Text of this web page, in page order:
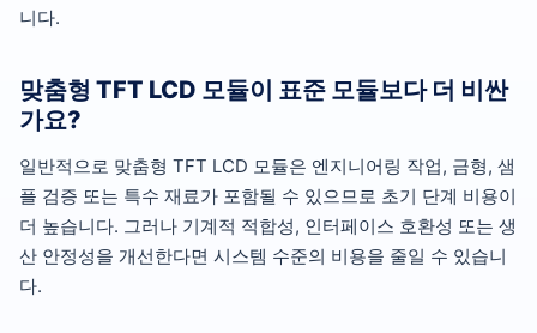
니다.
맞춤형 TFT LCD 모듈이 표준 모듈보다 더 비싼
가요?
일반적으로 맞춤형 TFT LCD 모듈은 엔지니어링 작업, 금형, 샘
플 검증 또는 특수 재료가 포함될 수 있으므로 초기 단계 비용이
더 높습니다. 그러나 기계적 적합성, 인터페이스 호환성 또는 생
산 안정성을 개선한다면 시스템 수준의 비용을 줄일 수 있습니
다.